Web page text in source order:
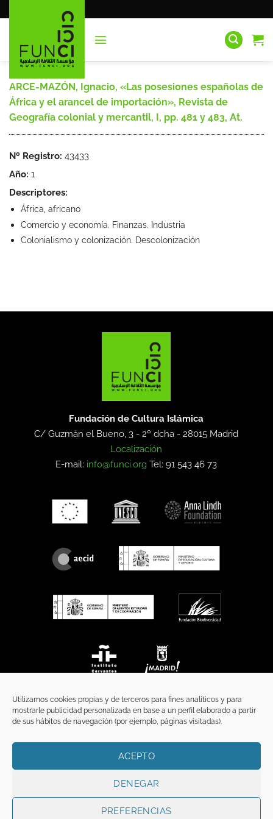
Utilizamos cookies propias y de terceros para fines analíticos y para
mostrarle publicidad personalizada en base a un perfil elaborado a partir
de sus hábitos de navegación (por ejemplo, páginas visitadas).
ACEPTO
DENEGAR
PREFERENCIAS
al
ARCE-MAZÓN, Ignacio, «Las posesiones españolas de
África y el arancel de importación», Revista de
Geografía colonial y mercantil, I, pp. 481 y 483, At.
Nº Registro: 43433
Año: 1
Descriptores:
África, africano
Comercio y economía. Finanzas. Industria
Colonialismo y colonización. Descolonización
Fundación de Cultura Islámica
C/ Guzmán el Bueno, 3 - 2º dcha -28015 Madrid
Localización
E-mail: info@funci.org Tel: 91 543 46 73
TÉRMINOS Y CONDICIONES
Copyright 2026 ©FunciFUNCI es titular de los derechos de propiedad
intelectual e industrial de este sitio web, y es también titular o tiene la